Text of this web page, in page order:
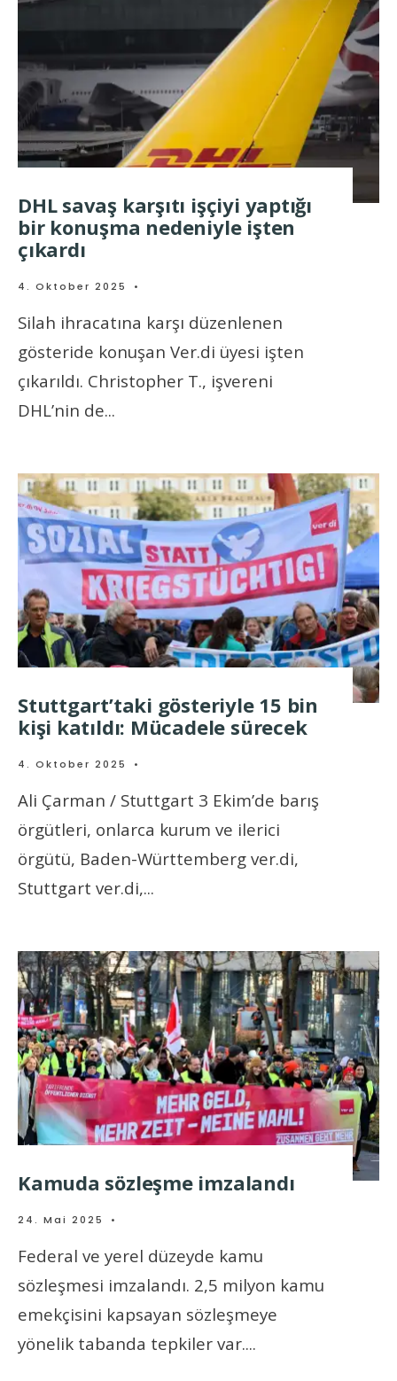
DHL savaş karşıtı işçiyi yaptığı
bir konuşma nedeniyle işten
çıkardı
4. Oktober 2025 •
Silah ihracatına karşı düzenlenen
gösteride konuşan Ver.di üyesi işten
çıkarıldı. Christopher T., işvereni
DHL’nin de...
Stuttgart’taki gösteriyle 15 bin
kişi katıldı: Mücadele sürecek
4. Oktober 2025 •
Ali Çarman / Stuttgart 3 Ekim’de barış
örgütleri, onlarca kurum ve ilerici
örgütü, Baden-Württemberg ver.di,
Stuttgart ver.di,...
Kamuda sözleşme imzalandı
24. Mai 2025 •
Federal ve yerel düzeyde kamu
sözleşmesi imzalandı. 2,5 milyon kamu
emekçisini kapsayan sözleşmeye
yönelik tabanda tepkiler var....